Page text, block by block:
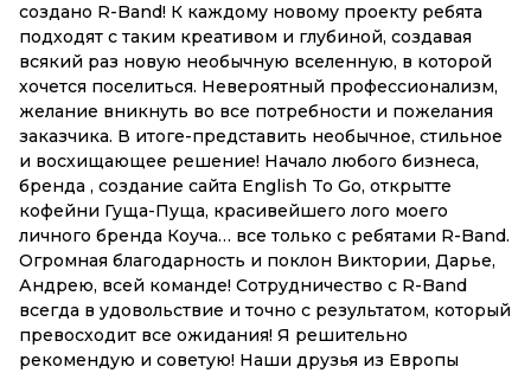
создано R-Band! К каждому новому проекту ребята
подходят с таким креативом и глубиной, создавая
всякий раз новую необычную вселенную, в которой
хочется поселиться. Невероятный профессионализм,
желание вникнуть во все потребности и пожелания
заказчика. В итоге-представить необычное, стильное
и восхищающее решение! Начало любого бизнеса,
бренда , создание сайта English To Go, открытте
кофейни Гуща-Пуща, красивейшего лого моего
личного бренда Коуча… все только с ребятами R-Band.
Огромная благодарность и поклон Виктории, Дарье,
Андрею, всей команде! Сотрудничество с R-Band
всегда в удовольствие и точно с результатом, который
превосходит все ожидания! Я решительно
рекомендую и советую! Наши друзья из Европы